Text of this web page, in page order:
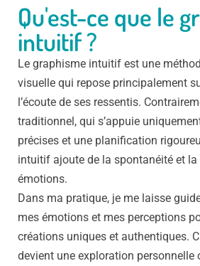
Qu'est-ce que le
intuitif ?
Le graphisme intuitif est une
visuelle qui repose principalement
l’écoute de ses ressentis.
traditionnel, qui s’appuie
précises et une planification
intuitif ajoute de la spontanéité et
émotions.
Dans ma pratique, je me laisse
mes émotions et mes perceptions
créations uniques et authentiques.
devient une exploration personnelle